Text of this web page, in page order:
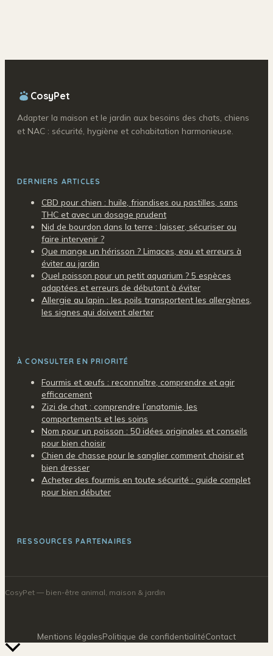
CosyPet
Adapter la maison et le jardin aux besoins des chats, chiens
et NAC : sécurité, hygiène et cohabitation harmonieuse.
DERNIERS ARTICLES
CBD pour chien : huile, friandises ou pastilles, sans
THC et avec un dosage prudent
Nid de bourdon dans la terre : laisser, sécuriser ou
faire intervenir ?
Que mange un hérisson ? Limaces, eau et erreurs à
éviter au jardin
Quel poisson pour un petit aquarium ? 5 espèces
adaptées et erreurs de débutant à éviter
Allergie au lapin : les poils transportent les allergènes,
les signes qui doivent alerter
À CONSULTER EN PRIORITÉ
Fourmis et œufs : reconnaître, comprendre et agir
efficacement
Zizi de chat : comprendre l’anatomie, les
comportements et les soins
Nom pour un poisson : 50 idées originales et conseils
pour bien choisir
Chien de chasse pour le sanglier comment choisir et
bien dresser
Acheter des fourmis en toute sécurité : guide complet
pour bien débuter
RESSOURCES PARTENAIRES
CosyPet — bien-être animal, maison & jardin
Mentions légalesPolitique de confidentialitéContact